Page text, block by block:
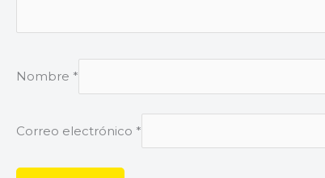
Nombre *
Correo electrónico *